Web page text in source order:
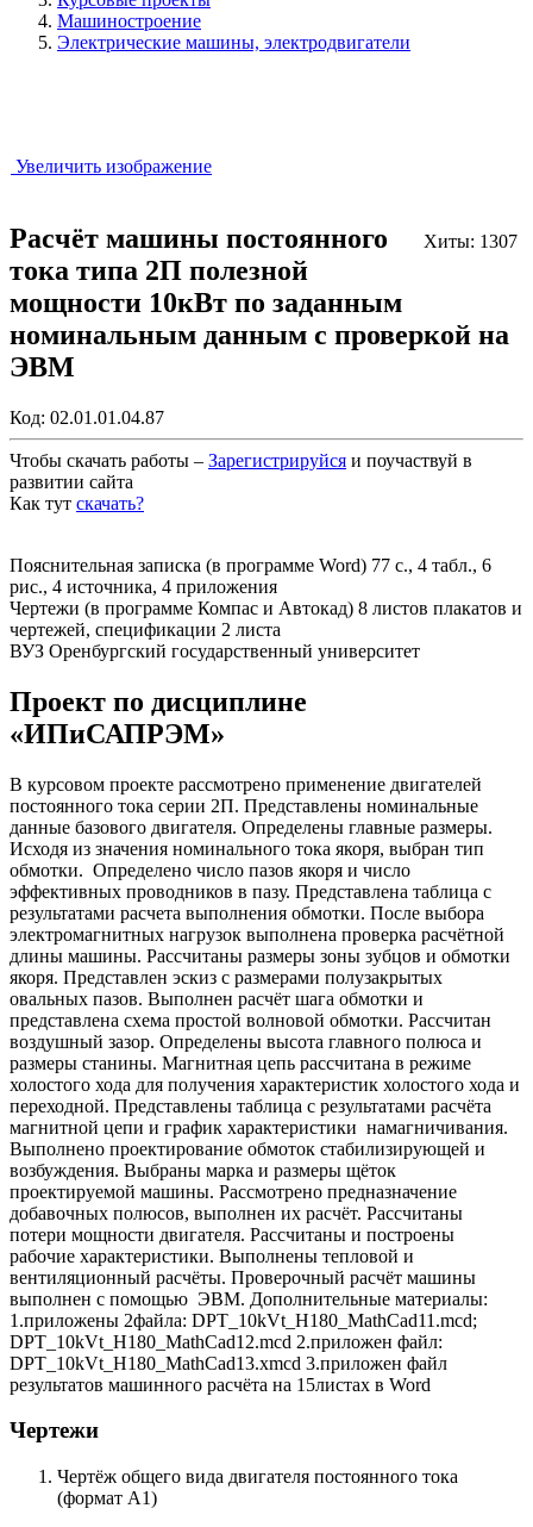
Машиностроение
Электрические машины, электродвигатели
Увеличить изображение
Хиты: 1307
Расчёт машины постоянного
тока типа 2П полезной
мощности 10кВт по заданным
номинальным данным с проверкой на
ЭВМ
Код: 02.01.01.04.87
Чтобы скачать работы – Зарегистрируйся и поучаствуй в
развитии сайта
Как тут скачать?
Пояснительная записка (в программе Word) 77 с., 4 табл., 6
рис., 4 источника, 4 приложения
Чертежи (в программе Компас и Автокад) 8 листов плакатов и
чертежей, спецификации 2 листа
ВУЗ Оренбургский государственный университет
Проект по дисциплине
«ИПиСАПРЭМ»
В курсовом проекте рассмотрено применение двигателей
постоянного тока серии 2П. Представлены номинальные
данные базового двигателя. Определены главные размеры.
Исходя из значения номинального тока якоря, выбран тип
обмотки. Определено число пазов якоря и число
эффективных проводников в пазу. Представлена таблица с
результатами расчета выполнения обмотки. После выбора
электромагнитных нагрузок выполнена проверка расчётной
длины машины. Рассчитаны размеры зоны зубцов и обмотки
якоря. Представлен эскиз с размерами полузакрытых
овальных пазов. Выполнен расчёт шага обмотки и
представлена схема простой волновой обмотки. Рассчитан
воздушный зазор. Определены высота главного полюса и
размеры станины. Магнитная цепь рассчитана в режиме
холостого хода для получения характеристик холостого хода и
переходной. Представлены таблица с результатами расчёта
магнитной цепи и график характеристики намагничивания.
Выполнено проектирование обмоток стабилизирующей и
возбуждения. Выбраны марка и размеры щёток
проектируемой машины. Рассмотрено предназначение
добавочных полюсов, выполнен их расчёт. Рассчитаны
потери мощности двигателя. Рассчитаны и построены
рабочие характеристики. Выполнены тепловой и
вентиляционный расчёты. Проверочный расчёт машины
выполнен с помощью ЭВМ. Дополнительные материалы:
1.приложены 2файла: DPT_10kVt_H180_MathCad11.mcd;
DPT_10kVt_H180_MathCad12.mcd 2.приложен файл:
DPT_10kVt_H180_MathCad13.xmcd 3.приложен файл
результатов машинного расчёта на 15листах в Word
Чертежи
Чертёж общего вида двигателя постоянного тока
(формат А1)